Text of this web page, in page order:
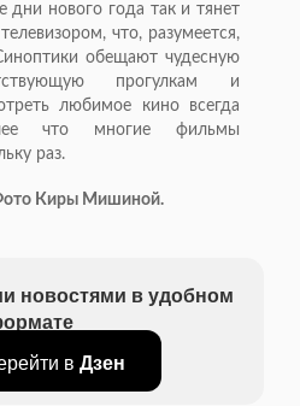
дни нового года так и тянет
что, разумеется,
обещают чудесную
прогулкам и
любимое кино всегда
что многие фильмы
раз.
Киры Мишиной.
новостями в удобном
в Дзен